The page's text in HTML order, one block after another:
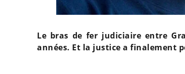
Le bras de fer judiciaire entre
années. Et la justice a finalement